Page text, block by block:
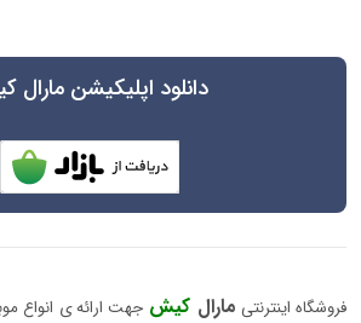
دانلود اپلیکیشن مارال
فروشگاه اینترنتی مارال کیش جهت ارائه ی انواع